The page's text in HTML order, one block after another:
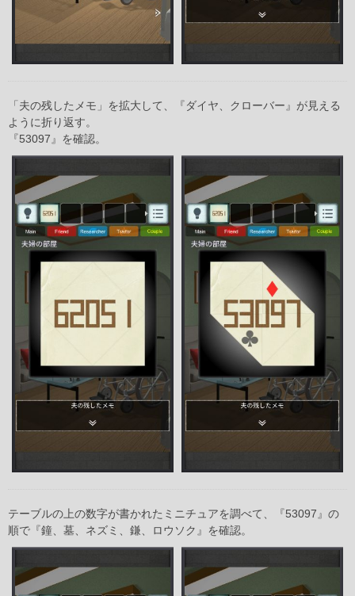
「夫の残したメモ」を拡大して、『ダイヤ、クローバー』が見える
ように折り返す。
『53097』を確認。
テーブルの上の数字が書かれたミニチュアを調べて、『53097』の
順で『鐘、墓、ネズミ、鎌、ロウソク』を確認。